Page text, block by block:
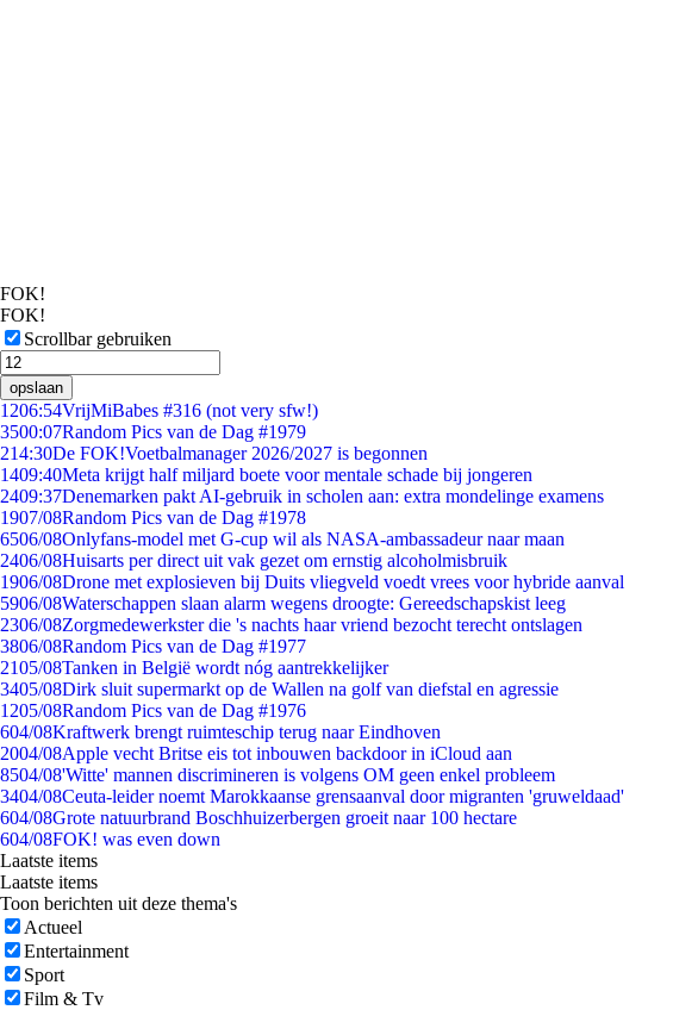
FOK!
FOK!
Scrollbar gebruiken
opslaan
1206:54VrijMiBabes #316 (not very sfw!)
3500:07Random Pics van de Dag #1979
214:30De FOK!Voetbalmanager 2026/2027 is begonnen
1409:40Meta krijgt half miljard boete voor mentale schade bij jongeren
2409:37Denemarken pakt AI-gebruik in scholen aan: extra mondelinge examens
1907/08Random Pics van de Dag #1978
6506/08Onlyfans-model met G-cup wil als NASA-ambassadeur naar maan
2406/08Huisarts per direct uit vak gezet om ernstig alcoholmisbruik
1906/08Drone met explosieven bij Duits vliegveld voedt vrees voor hybride aanval
5906/08Waterschappen slaan alarm wegens droogte: Gereedschapskist leeg
2306/08Zorgmedewerkster die 's nachts haar vriend bezocht terecht ontslagen
3806/08Random Pics van de Dag #1977
2105/08Tanken in België wordt nóg aantrekkelijker
3405/08Dirk sluit supermarkt op de Wallen na golf van diefstal en agressie
1205/08Random Pics van de Dag #1976
604/08Kraftwerk brengt ruimteschip terug naar Eindhoven
2004/08Apple vecht Britse eis tot inbouwen backdoor in iCloud aan
8504/08'Witte' mannen discrimineren is volgens OM geen enkel probleem
3404/08Ceuta-leider noemt Marokkaanse grensaanval door migranten 'gruweldaad'
604/08Grote natuurbrand Boschhuizerbergen groeit naar 100 hectare
604/08FOK! was even down
Laatste items
Laatste items
Toon berichten uit deze thema's
Actueel
Entertainment
Sport
Film & Tv